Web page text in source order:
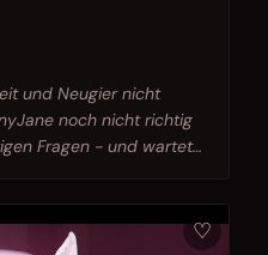
und Neugier nicht
noch nicht richtig
Fragen - und wartet
♡